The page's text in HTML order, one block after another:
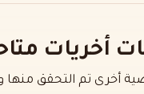
أخريات
أخرى تم التحقق منها